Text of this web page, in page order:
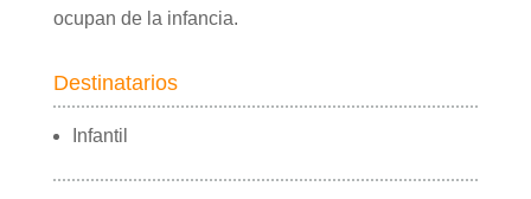
ocupan de la infancia.
Destinatarios
Infantil